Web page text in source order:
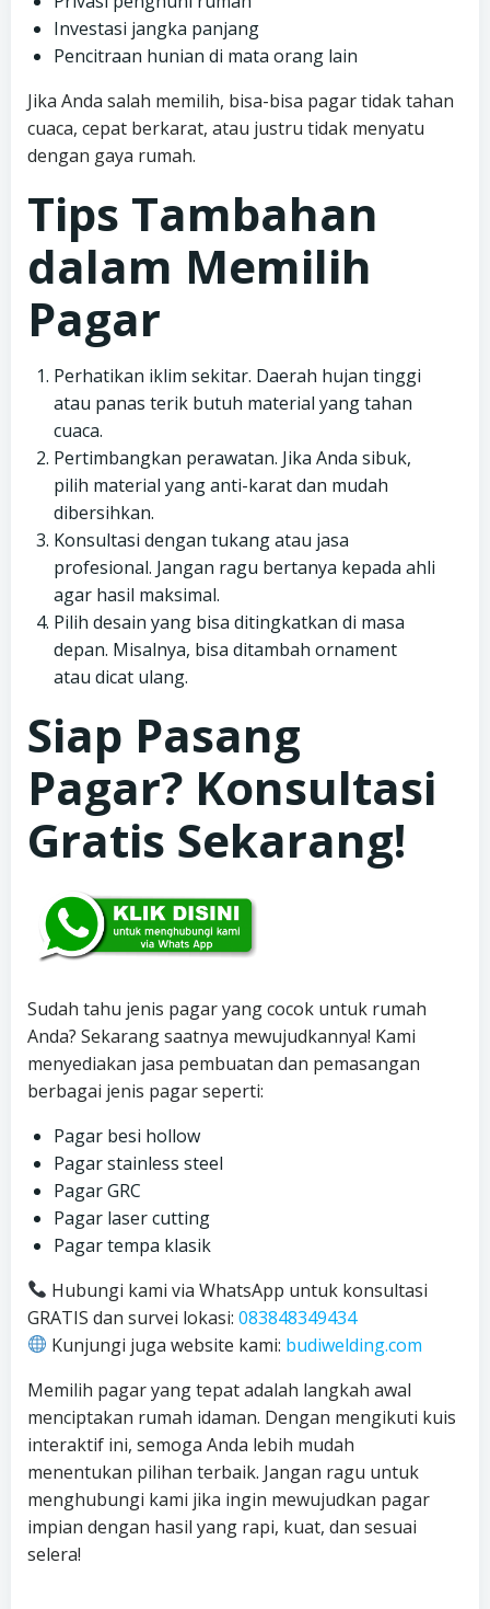
Investasi jangka panjang
Pencitraan hunian di mata orang lain
Jika Anda salah memilih, bisa-bisa pagar tidak tahan
cuaca, cepat berkarat, atau justru tidak menyatu
dengan gaya rumah.
Tips Tambahan
dalam Memilih
Pagar
Perhatikan iklim sekitar. Daerah hujan tinggi
atau panas terik butuh material yang tahan
cuaca.
Pertimbangkan perawatan. Jika Anda sibuk,
pilih material yang anti-karat dan mudah
dibersihkan.
Konsultasi dengan tukang atau jasa
profesional. Jangan ragu bertanya kepada ahli
agar hasil maksimal.
Pilih desain yang bisa ditingkatkan di masa
depan. Misalnya, bisa ditambah ornament
atau dicat ulang.
Siap Pasang
Pagar? Konsultasi
Gratis Sekarang!
Sudah tahu jenis pagar yang cocok untuk rumah
Anda? Sekarang saatnya mewujudkannya! Kami
menyediakan jasa pembuatan dan pemasangan
berbagai jenis pagar seperti:
Pagar besi hollow
Pagar stainless steel
Pagar GRC
Pagar laser cutting
Pagar tempa klasik
Hubungi kami via WhatsApp untuk konsultasi
GRATIS dan survei lokasi: 083848349434
Kunjungi juga website kami: budiwelding.com
Memilih pagar yang tepat adalah langkah awal
menciptakan rumah idaman. Dengan mengikuti kuis
interaktif ini, semoga Anda lebih mudah
menentukan pilihan terbaik. Jangan ragu untuk
menghubungi kami jika ingin mewujudkan pagar
impian dengan hasil yang rapi, kuat, dan sesuai
selera!